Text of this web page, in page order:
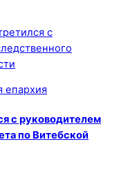
епархия
с руководителем
по Витебской